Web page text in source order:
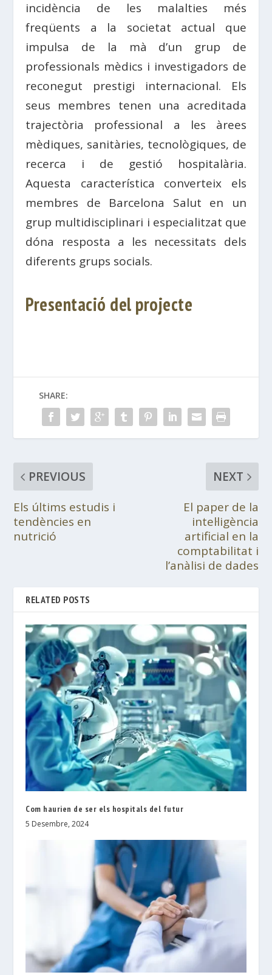
incidència de les malalties més
freqüents a la societat actual que
impulsa de la mà d’un grup de
professionals mèdics i investigadors de
reconegut prestigi internacional. Els
seus membres tenen una acreditada
trajectòria professional a les àrees
mèdiques, sanitàries, tecnològiques, de
recerca i de gestió hospitalària.
Aquesta característica converteix els
membres de Barcelona Salut en un
grup multidisciplinari i especialitzat que
dóna resposta a les necessitats dels
diferents grups socials.
Presentació del projecte
SHARE:
PREVIOUS
Els últims estudis i
tendències en
nutrició
NEXT
El paper de la
intel·ligència
artificial en la
comptabilitat i
l’anàlisi de dades
RELATED POSTS
Com haurien de ser els hospitals del futur
5 Desembre, 2024